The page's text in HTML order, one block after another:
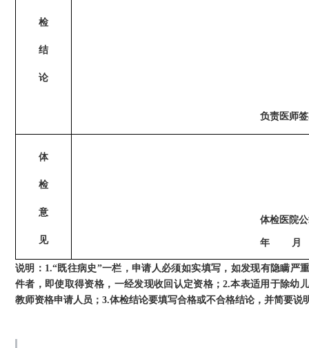
检
结
论
负责医师
体
检
意
见
体检医院
年 月
说明： 1.“既往病史”一栏，申请人必须如实填写，如发现有隐瞒严
件者，即使取得资格，一经发现收回认定资格 ；2.本表适用于除幼
教师资格申请人员；3.体检结论要填写合格或不合格结论，并简要说